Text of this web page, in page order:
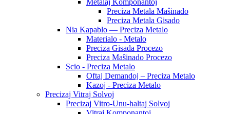
Metalaj Komponantoj
Preciza Metala Maŝinado
Preciza Metala Gisado
Nia Kapablo — Preciza Metalo
Materialo - Metalo
Preciza Gisada Procezo
Preciza Maŝinado Procezo
Scio - Preciza Metalo
Oftaj Demandoj – Preciza Metalo
Kazoj - Preciza Metalo
Precizaj Vitraj Solvoj
Precizaj Vitro-Unu-haltaj Solvoj